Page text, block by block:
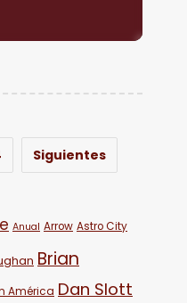
Siguientes
Anual Arrow Astro City
Brian
América Dan Slott